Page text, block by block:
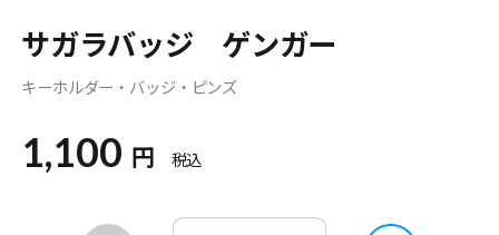
サガラバッジ ゲンガー
キーホルダー・バッジ・ピンズ
1,100 円 税込